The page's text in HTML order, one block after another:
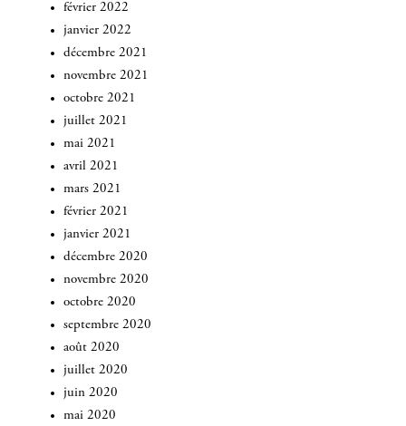
février 2022
janvier 2022
décembre 2021
novembre 2021
octobre 2021
juillet 2021
mai 2021
avril 2021
mars 2021
février 2021
janvier 2021
décembre 2020
novembre 2020
octobre 2020
septembre 2020
août 2020
juillet 2020
juin 2020
mai 2020
INSCRIVEZ-VOUS